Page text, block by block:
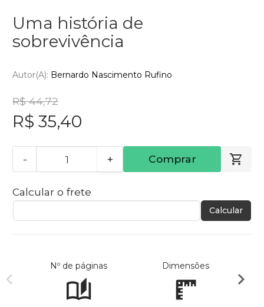
Uma história de
sobrevivência
Autor(a): Bernardo Nascimento Rufino
R$ 44,72
R$ 35,40
- + Comprar
Calcular o frete
Calcular
Nº de páginas Dimensões